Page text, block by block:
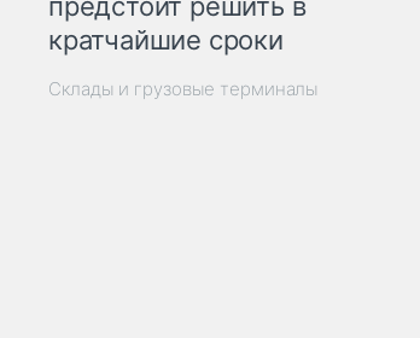
кратчайшие сроки
Склады и грузовые терминалы